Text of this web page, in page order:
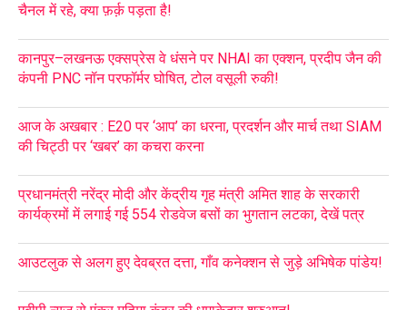
चैनल में रहे, क्या फ़र्क़ पड़ता है!
कानपुर–लखनऊ एक्सप्रेस वे धंसने पर NHAI का एक्शन, प्रदीप जैन की
कंपनी PNC नॉन परफॉर्मर घोषित, टोल वसूली रुकी!
आज के अखबार : E20 पर ‘आप’ का धरना, प्रदर्शन और मार्च तथा SIAM
की चिट्ठी पर ‘खबर’ का कचरा करना
प्रधानमंत्री नरेंद्र मोदी और केंद्रीय गृह मंत्री अमित शाह के सरकारी
कार्यक्रमों में लगाई गई 554 रोडवेज बसों का भुगतान लटका, देखें पत्र
आउटलुक से अलग हुए देवब्रत दत्ता, गाँव कनेक्शन से जुड़े अभिषेक पांडेय!